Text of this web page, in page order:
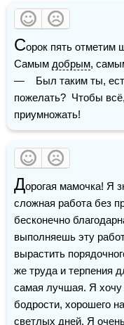
Сорок пять отметим
Самым добрым,
—    Был таким ты,
пожелать?  Чтобы
приумножать!
Дорогая мамочка! Я
сложная работа без
бесконечно
выполняешь эту
вырастить
же труда и терпения
самая лучшая. Я хочу
бодрости, хорошего
светлых дней. Я